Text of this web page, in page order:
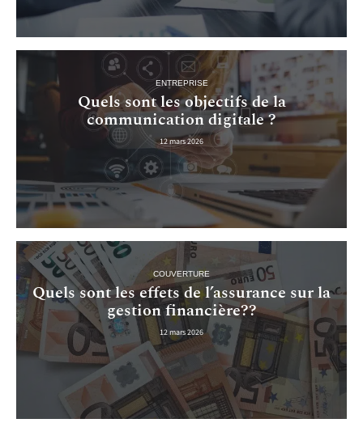
ENTREPRISE
Quels sont les objectifs de la
communication digitale ?
12 mars 2026
COUVERTURE
Quels sont les effets de l’assurance sur la
gestion financière??
12 mars 2026